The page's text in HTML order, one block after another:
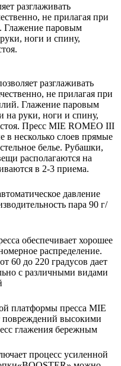
разглаживать
не прилагая при
Глажение паровым
ноги и спину,
разглаживать
не прилагая при
Глажение паровым
на руки, ноги и спину,
Пресс MIE ROMEO III
в несколько слоев прямые
белье. Рубашки,
располагаются на
в 2-3 приема.
давление
пара 90 г/
обеспечивает хорошее
распределение.
60 до 220 градусов дает
с различными видами
платформы пресса MIE
высокими
глажения бережным
процесс усиленной